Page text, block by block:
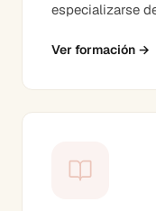
especializarse
Ver formación →